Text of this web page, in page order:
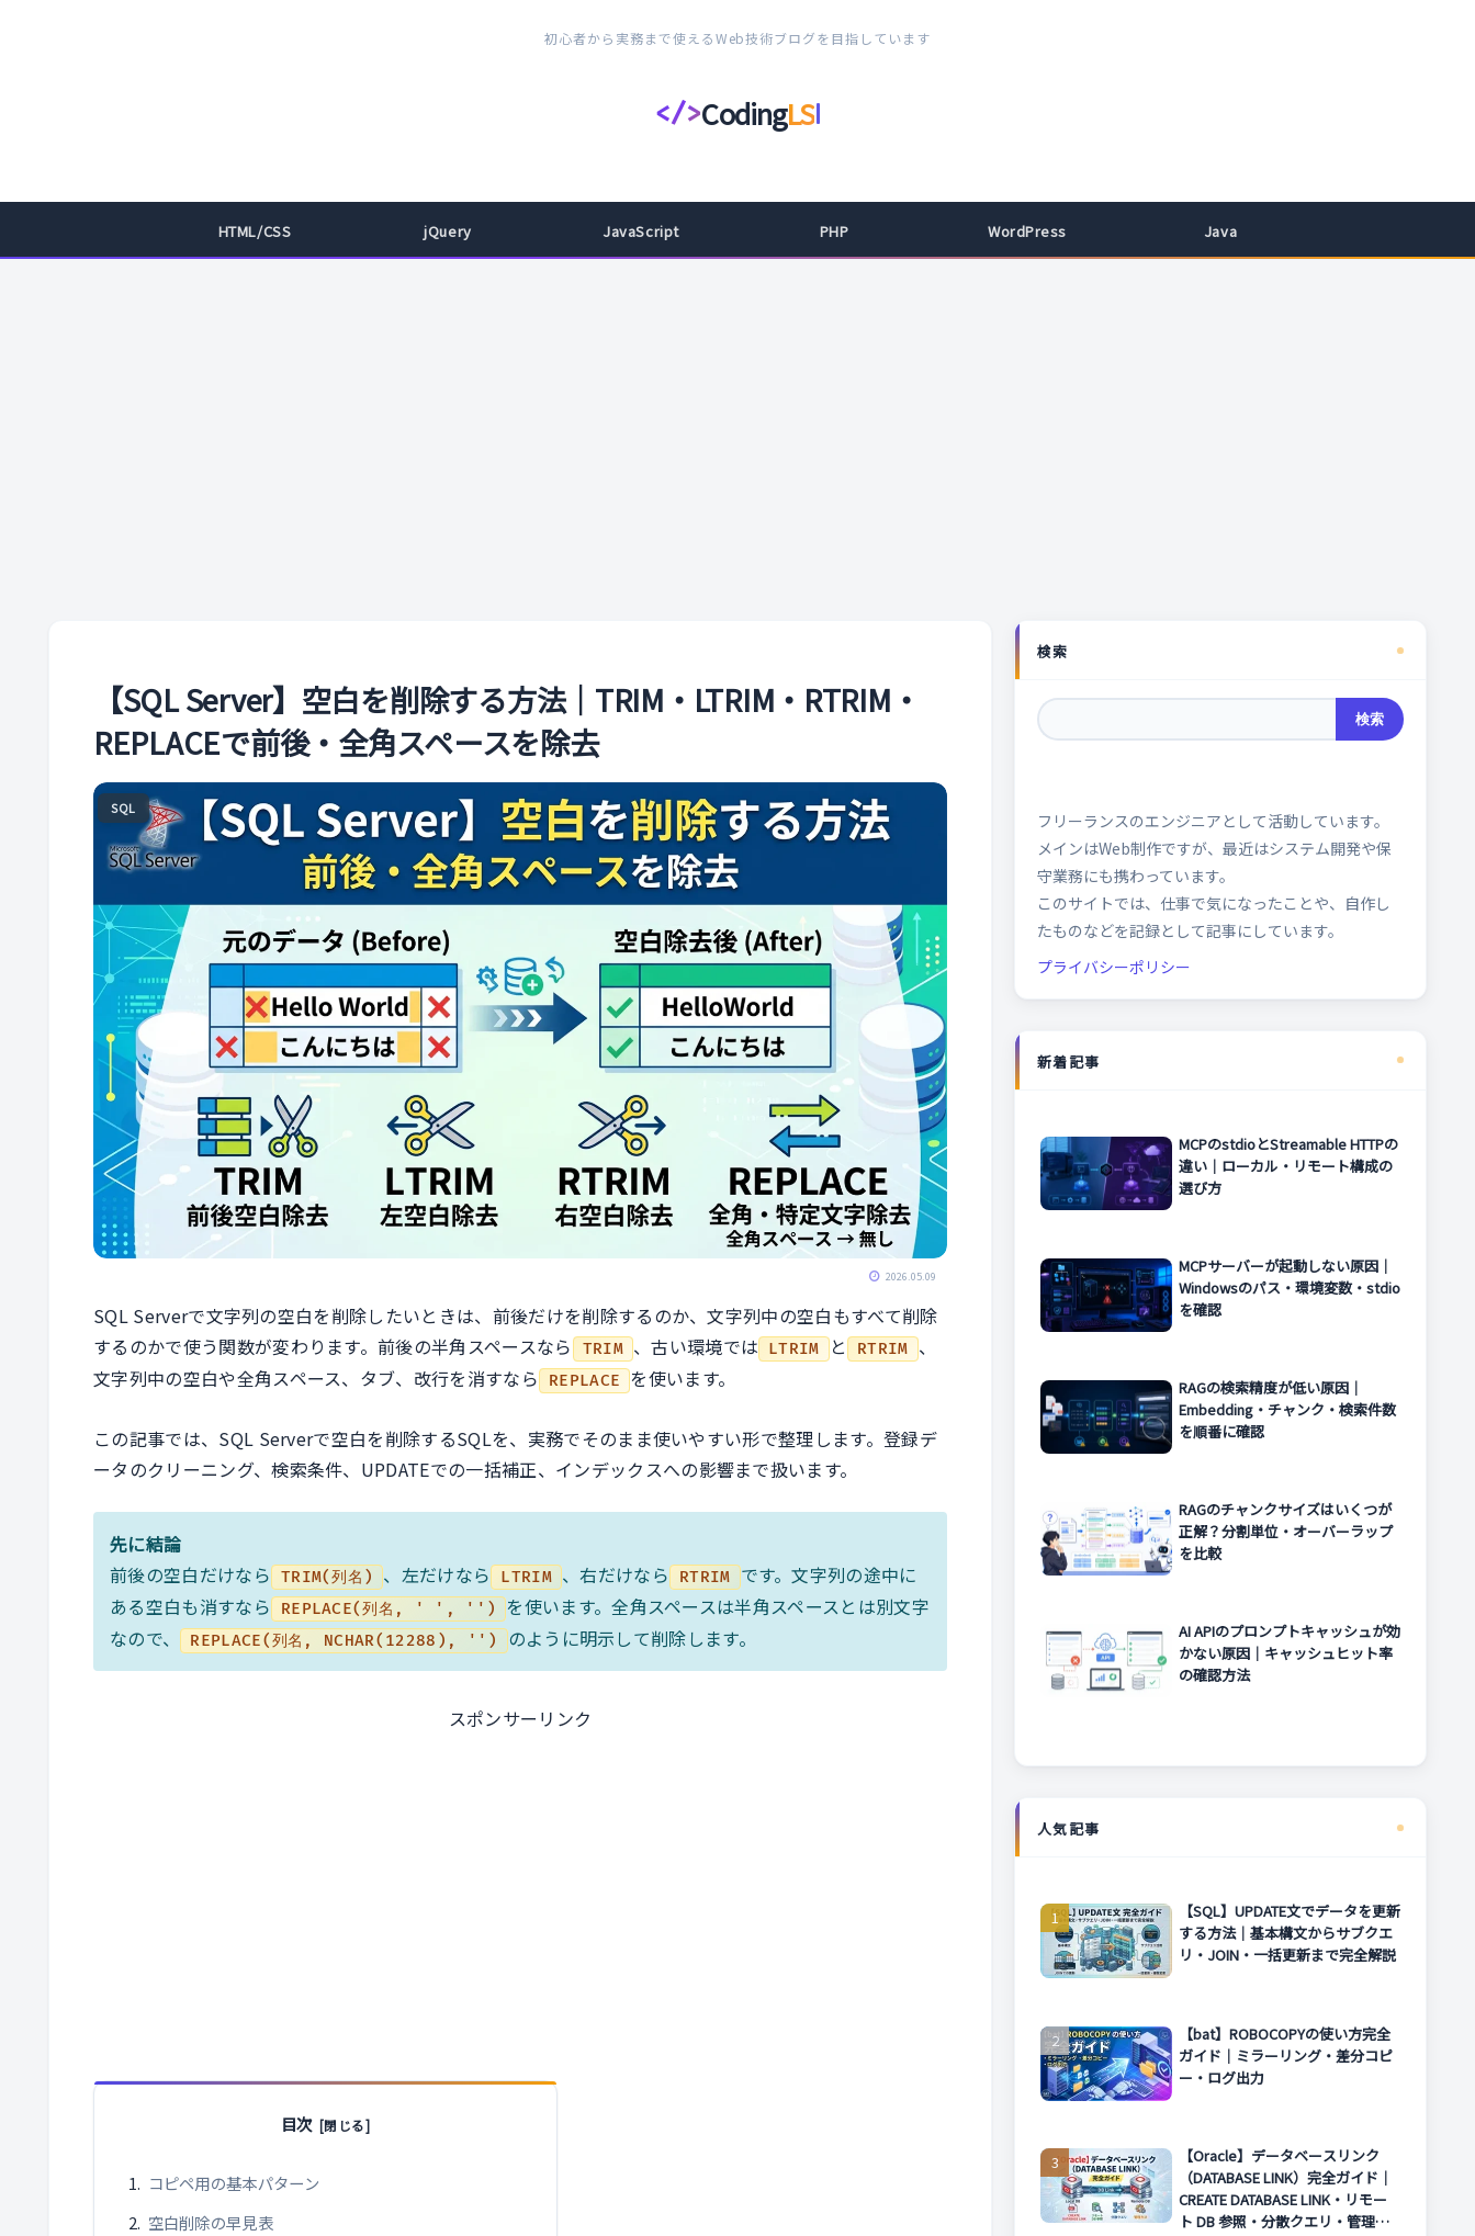
初心者から実務まで使えるWeb技術ブログを目指しています
</>CodingLS
コ
ィ
HTML/CSS jQuery JavaScript PHP WordPress Java
【SQL Server】空白を削除する方法｜TRIM・LTRIM・RTRIM・
REPLACEで前後・全角スペースを除去
SQL
2026.05.09
SQL Serverで文字列の空白を削除したいときは、前後だけを削除するのか、文字列中の空白もすべて削除
するのかで使う関数が変わります。前後の半角スペースなら
TRIM 、古い環境では LTRIM と RTRIM 、
文字列中の空白や全角スペース、タブ、改行を消すなら REPLACE を使います。
この記事では、SQL Serverで空白を削除するSQLを、実務でそのまま使いやすい形で整理します。登録デ
ータのクリーニング、検索条件、UPDATEでの一括補正、インデックスへの影響まで扱います。
先に結論
前後の空白だけなら
TRIM(列名) 、左だけなら LTRIM 、右だけなら RTRIM です。文字列の途中に
ある空白も消すなら
REPLACE(列名, ' ', '')
を使います。全角スペースは半角スペースとは別文字
なので、 REPLACE(列名, NCHAR(12288), '') のように明示して削除します。
スポンサーリンク
目次
コピペ用の基本パターン
空白削除の早見表
検索
検索
フリーランスのエンジニアとして活動しています。
メインはWeb制作ですが、最近はシステム開発や保
守業務にも携わっています。
このサイトでは、仕事で気になったことや、自作し
たものなどを記録として記事にしています。
プライバシーポリシー
新着記事
MCPのstdioとStreamable HTTPの
違い｜ローカル・リモート構成の
選び方
MCPサーバーが起動しない原因｜
Windowsのパス・環境変数・stdio
を確認
RAGの検索精度が低い原因｜
Embedding・チャンク・検索件数
を順番に確認
RAGのチャンクサイズはいくつが
正解？分割単位・オーバーラップ
を比較
AI APIのプロンプトキャッシュが効
かない原因｜キャッシュヒット率
の確認方法
人気記事
【SQL】UPDATE文でデータを更新
する方法｜基本構文からサブクエ
リ・JOIN・一括更新まで完全解説
【bat】ROBOCOPYの使い方完全
ガイド｜ミラーリング・差分コピ
ー・ログ出力
【Oracle】データベースリンク
（DATABASE LINK）完全ガイド｜
CREATE DATABASE LINK・リモー
ト DB 参照・分散クエリ・管理方